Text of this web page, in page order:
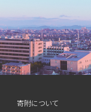
寄附について